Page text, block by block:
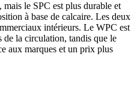
mais le SPC est plus durable et
à base de calcaire. Les deux
intérieurs. Le WPC est
de la circulation, tandis que le
aux marques et un prix plus